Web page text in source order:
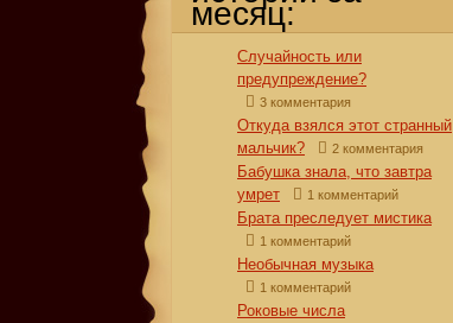
месяц:
Случайность или
предупреждение?
3 комментария
Откуда взялся этот странный
мальчик?
2 комментария
Бабушка знала, что завтра
умрет
1 комментарий
Брата преследует мистика
1 комментарий
Необычная музыка
1 комментарий
Роковые числа